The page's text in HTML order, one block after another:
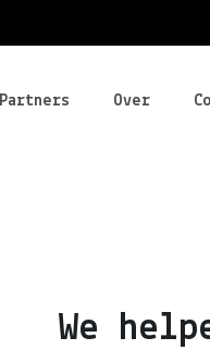
Partners Over
We